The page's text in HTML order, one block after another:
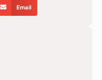
Email